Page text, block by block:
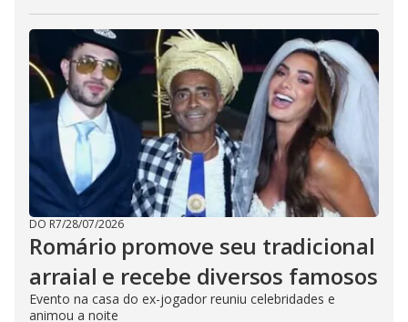
DO R7/28/07/2026
Romário promove seu tradicional
arraial e recebe diversos famosos
Evento na casa do ex-jogador reuniu celebridades e
animou a noite